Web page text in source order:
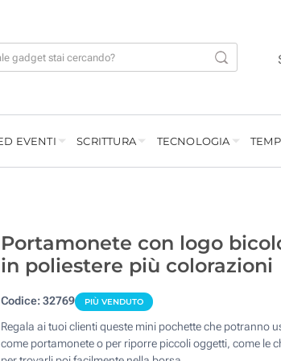
EVENTI SCRITTURA TECNOLOGIA
Portamonete con logo
in poliestere più colorazioni
Codice: 32769 PIÙ VENDUTO
Regala ai tuoi clienti queste mini pochette che potranno
come portamonete o per riporre piccoli oggetti, come le